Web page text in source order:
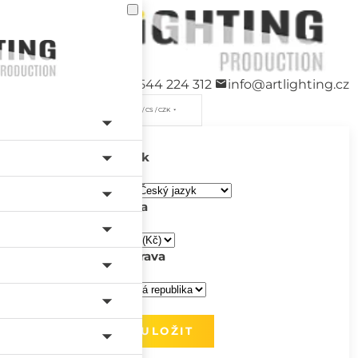
+420 544 224 312 info@artlighting.cz
/ CS / CZK
Jazyk
Měna
Doprava